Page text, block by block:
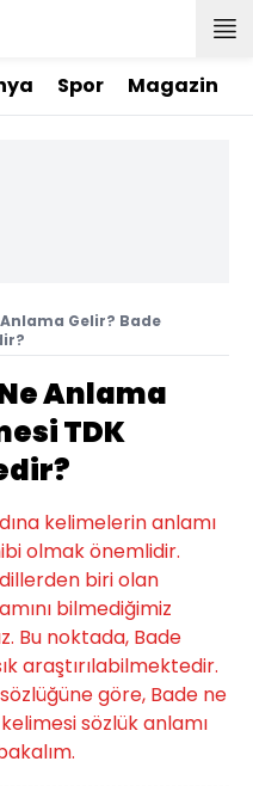
Spor Magazin
Gelir? Bade
Anlama
TDK
kelimelerin anlamı
olmak önemlidir.
biri olan
bilmediğimiz
Bu noktada, Bade
araştırılabilmektedir.
göre, Bade ne
sözlük anlamı